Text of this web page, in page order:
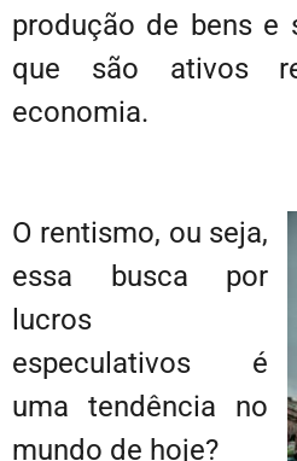
produção de bens e
que são ativos
economia.
O rentismo, ou seja,
essa busca por
lucros
especulativos é
uma tendência no
mundo de hoje?